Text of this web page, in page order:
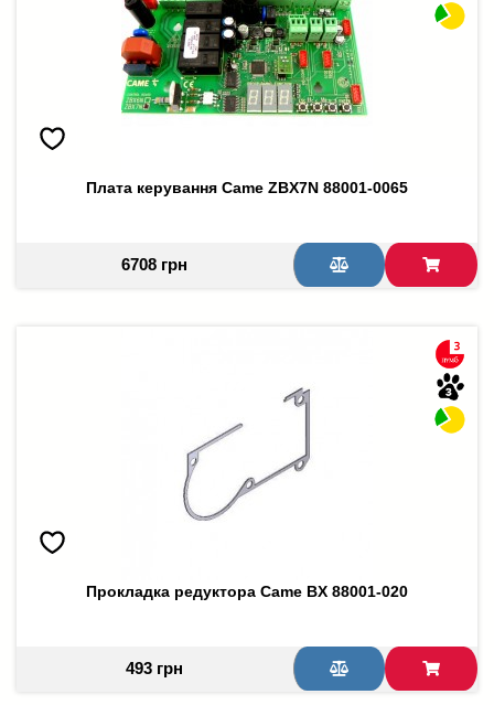
Плата керування Came ZBX7N 88001-0065
6708 грн
Прокладка редуктора Came BX 88001-020
493 грн